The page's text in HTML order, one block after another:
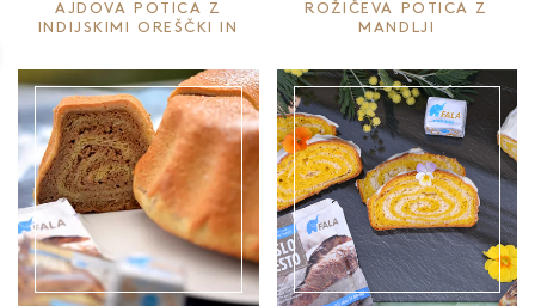
AJDOVA POTICA Z
INDIJSKIMI OREŠČKI IN
ROŽIČEVA POTICA Z
MANDLJI